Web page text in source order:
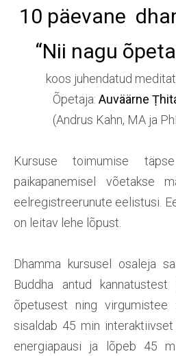
10 päevane
“Nii nagu
koos juhendatud
Õpetaja: Auväärne
(Andrus Kahn, MA ja
Kursuse toimumise
paikapanemisel võetakse
eelregistreerunute eelistusi.
on leitav lehe lõpust.
Dhamma kursusel osaleja
Buddha antud kannatustest
õpetusest ning
sisaldab 45 min
energiapausi ja lõpeb 45